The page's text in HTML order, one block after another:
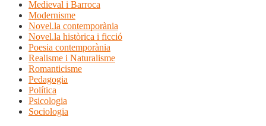
Medieval i Barroca
Modernisme
Novel.la contemporània
Novel.la històrica i ficció
Poesia contemporània
Realisme i Naturalisme
Romanticisme
Pedagogia
Política
Psicologia
Sociologia